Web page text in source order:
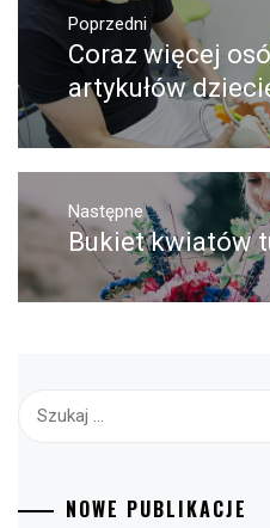
Nawigacja
wpisu
Poprzedni
Poprzedni
wpis:
Coraz więcej
artykułów
Następne
Następny
post:
Bukiet kwiatów
NOWE PUBLIKACJE